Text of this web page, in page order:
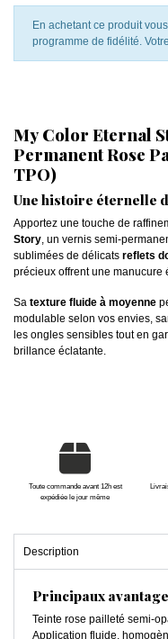
En achetant ce produit
programme de fidélité.
My Color Eternal
Permanent Rose
TPO)
Une histoire éternelle
Apportez une touche de
Story, un vernis semi-
sublimées de délicats reflets
précieux offrent une manucure
Sa texture fluide à moyenne
modulable selon vos envies,
les ongles sensibles tout en
brillance éclatante.
Toute commande avant 12h est
expédiée le jour même
Description
Principaux
Teinte rose pailleté semi-
Application fluide,